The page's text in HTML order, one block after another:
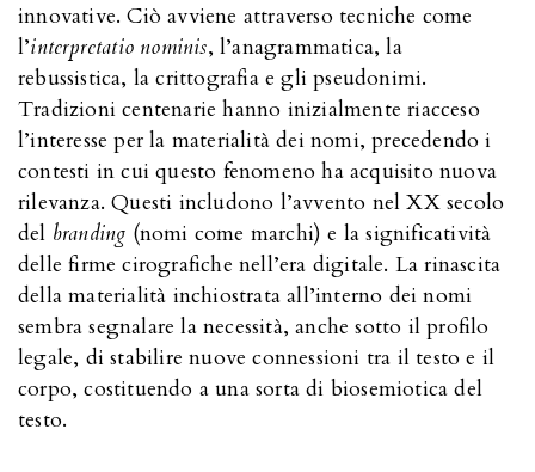
innovative. Ciò avviene attraverso tecniche come
l’interpretatio nominis, l’anagrammatica, la
rebussistica, la crittografia e gli pseudonimi.
Tradizioni centenarie hanno inizialmente riacceso
l’interesse per la materialità dei nomi, precedendo i
contesti in cui questo fenomeno ha acquisito nuova
rilevanza. Questi includono l’avvento nel XX secolo
del branding (nomi come marchi) e la significatività
delle firme cirografiche nell’era digitale. La rinascita
della materialità inchiostrata all’interno dei nomi
sembra segnalare la necessità, anche sotto il profilo
legale, di stabilire nuove connessioni tra il testo e il
corpo, costituendo a una sorta di biosemiotica del
testo.